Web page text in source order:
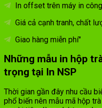
In offset trên máy in
Giá cả cạnh tranh, chất
Giao hàng miễn phí"
Những mẫu in hộp
trọng tại In NSP
Thời gian gần đây nhu cầu
phổ biến nên mẫu mã hộp